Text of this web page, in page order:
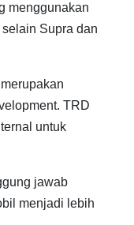
menggunakan
Supra dan
TRD
untuk
jawab
menjadi lebih